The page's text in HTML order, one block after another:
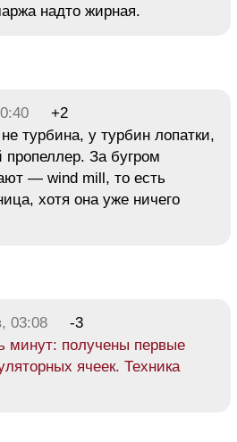
надто жирная.
+2
турбина, у турбин лопатки,
пропеллер. За бугром
— wind mill, то есть
хотя она уже ничего
03:08
-3
минут: получены первые
ячеек. Техника